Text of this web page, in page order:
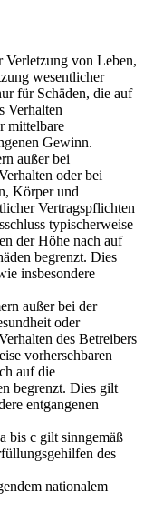
Verletzung von Leben,
wesentlicher
für Schäden, die auf
Verhalten
mittelbare
Gewinn.
außer bei
oder bei
Körper und
Vertragspflichten
typischerweise
der Höhe nach auf
begrenzt. Dies
insbesondere
außer bei der
oder
des Betreibers
vorhersehbaren
auf die
begrenzt. Dies gilt
entgangenen
bis c gilt sinngemäß
des
nationalem